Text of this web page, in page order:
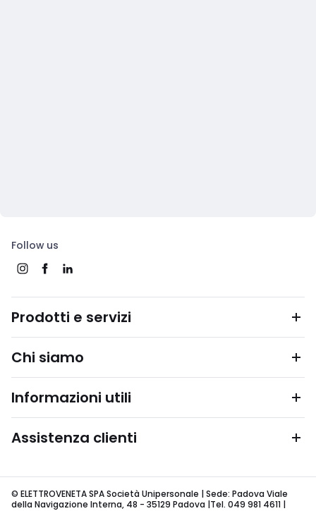
Follow us
Prodotti e servizi
Chi siamo
Informazioni utili
Assistenza clienti
© ELETTROVENETA SPA Società Unipersonale | Sede: Padova Viale
della Navigazione Interna, 48 - 35129 Padova |Tel. 049 981 4611 |